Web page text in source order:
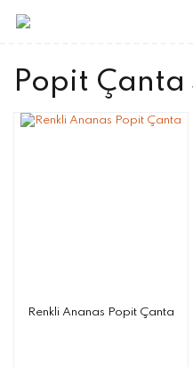
Popit Çanta
Renkli Ananas Popit Çanta